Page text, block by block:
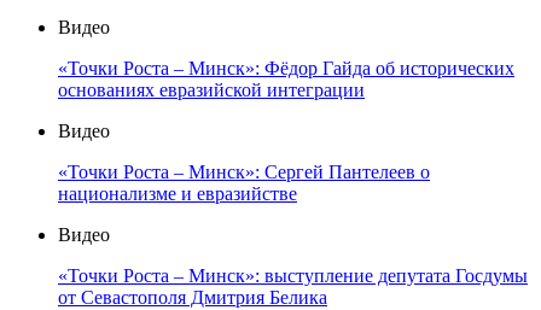
Видео
«Точки Роста – Минск»: Фёдор Гайда об исторических
основаниях евразийской интеграции
Видео
«Точки Роста – Минск»: Сергей Пантелеев о
национализме и евразийстве
Видео
«Точки Роста – Минск»: выступление депутата Госдумы
от Севастополя Дмитрия Белика